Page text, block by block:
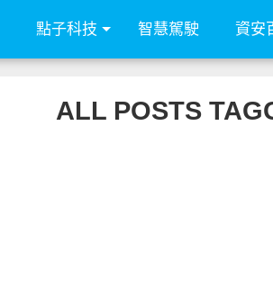
點子科技 智慧駕駛 資安
ALL POSTS